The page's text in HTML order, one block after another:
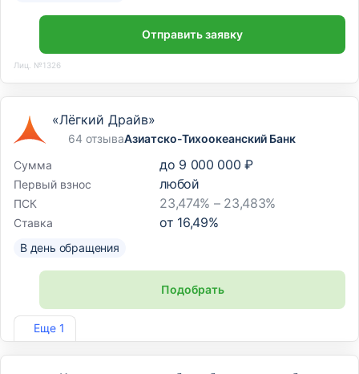
Отправить заявку
Лиц. №1326
Еще 1
«Лёгкий Драйв»
64 отзываАзиатско-Тихоокеанский Банк
Сумма
до 9 000 000 ₽
Первый взнос любой
ПСК 23,474% – 23,483%
Ставка от 16,49%
В день обращения
Подобрать
Лиц. №1810